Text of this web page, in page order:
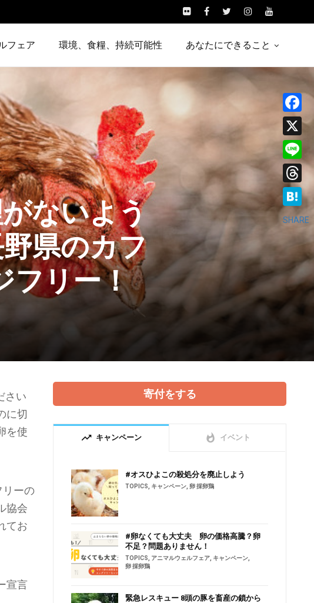
フェア 環境、食糧、持続可能性 あなたにできること
ないよう
県のカフ
フリー！
さい
に切
を使
リーの
協会
てお
宣言
寄付をする
trending_up キャンペーン whatshot イベント
#オスひよこの殺処分を廃止しよう
TOPICS キャンペーン 卵 採卵鶏
#卵なくても大丈夫 卵の価格高騰？卵
不足？問題ありません！
TOPICS アニマルウェルフェア キャンペーン
卵 採卵鶏
緊急レスキュー 8頭の豚を畜産の鎖から
X
Line
Threads
Hatena
SHARE